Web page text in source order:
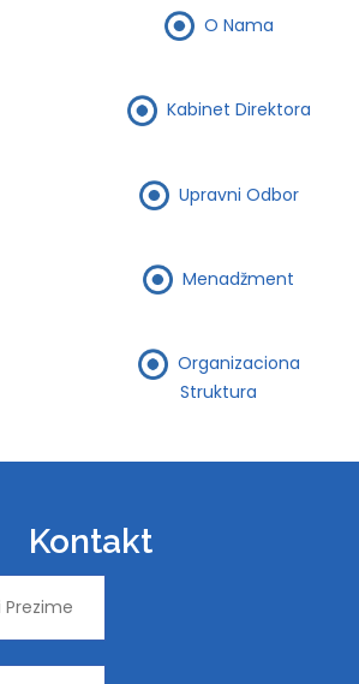
O Nama
Kabinet Direktora
Upravni Odbor
Menadžment
Organizaciona
Struktura
Kontakt